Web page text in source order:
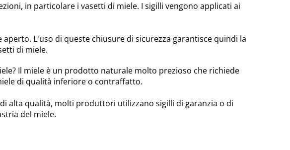
in particolare i vasetti di miele. I sigilli vengono applicati ai
L'uso di queste chiusure di sicurezza garantisce quindi la
di miele.
Il miele è un prodotto naturale molto prezioso che richiede
di qualità inferiore o contraffatto.
alta qualità, molti produttori utilizzano sigilli di garanzia o di
del miele.